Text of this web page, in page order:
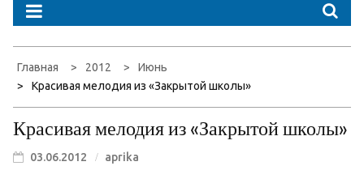
Главная 2012
Июнь
Красивая мелодия из «Закрытой школы»
Красивая мелодия из «Закрытой школы»
03.06.2012 aprika